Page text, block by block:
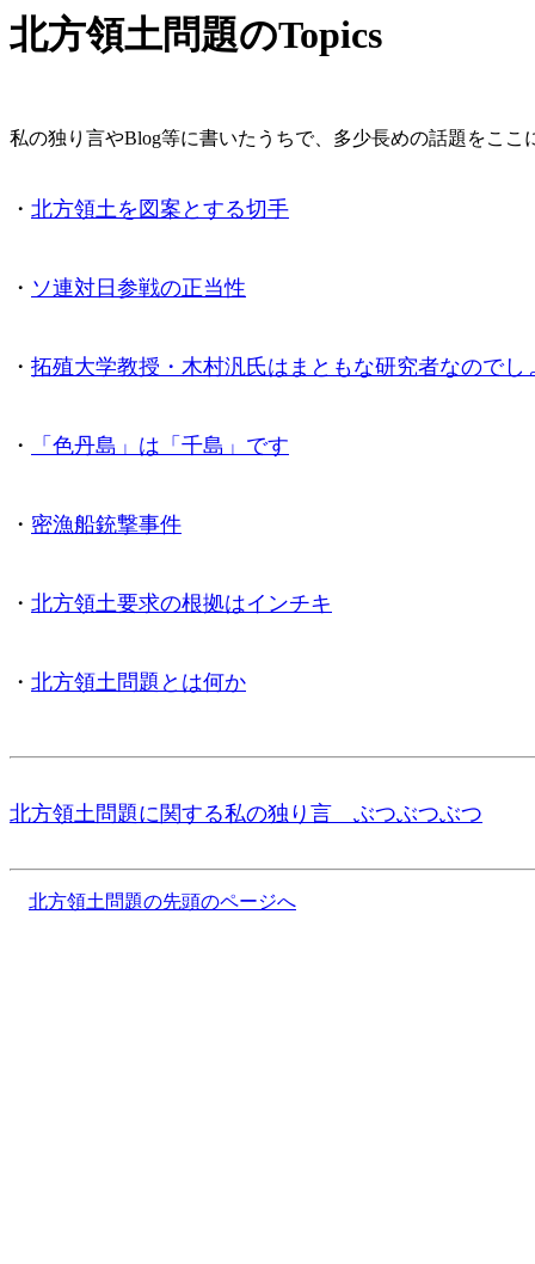
北方領土問題のTopics
私の独り言やBlog等に書いたうちで、多少長めの話題をここ
・ 北方領土を図案とする切手
・ ソ連対日参戦の正当性
・ 拓殖大学教授・木村汎氏はまともな研究者なのでし
・ 「色丹島」は「千島」です
・ 密漁船銃撃事件
・ 北方領土要求の根拠はインチキ
・ 北方領土問題とは何か
北方領土問題に関する私の独り言 ぶつぶつぶつ
北方領土問題の先頭のページへ